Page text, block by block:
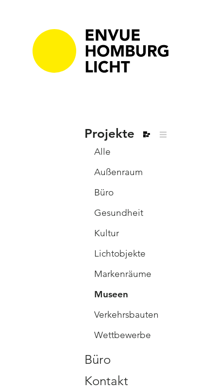
Projekte
Alle
Außenraum
Büro
Gesundheit
Kultur
Lichtobjekte
Markenräume
Museen
Verkehrsbauten
Wettbewerbe
Büro
Kontakt